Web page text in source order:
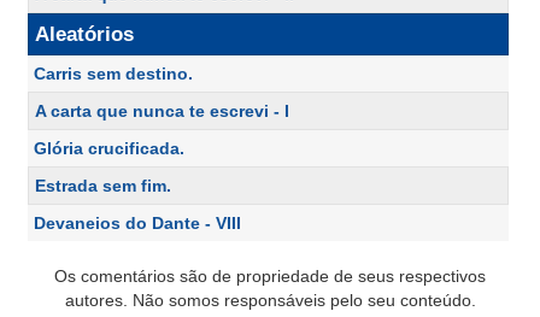
Aleatórios
Carris sem destino.
A carta que nunca te escrevi - I
Glória crucificada.
Estrada sem fim.
Devaneios do Dante - VIII
Os comentários são de propriedade de seus respectivos
autores. Não somos responsáveis pelo seu conteúdo.